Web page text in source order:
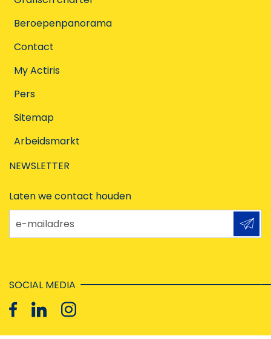
Beroepenpanorama
Contact
My Actiris
Pers
Sitemap
Arbeidsmarkt
NEWSLETTER
Laten we contact houden
e-mailadres
SOCIAL MEDIA